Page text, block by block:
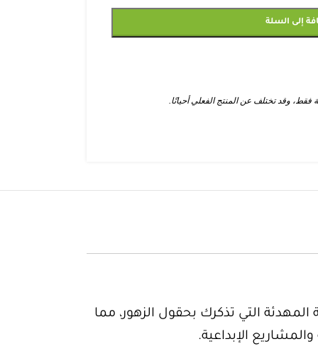
إلى السلة
وقد تختلف عن المنتج الفعلي أحيانًا.
المهدئة التي تذكرك بحقول الزهور، مما
الإبداعية.